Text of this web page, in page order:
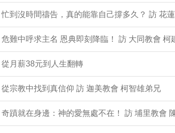
到沒時間禱告，真的能靠自己撐多久？ 訪 花
難中呼求主名 恩典即刻降臨！ 訪 大同教會 柯
月薪38元到人生翻轉
宗教中找到真信仰 訪 迦美教會 柯智雄弟兄
蹟就在身邊：神的愛無處不在！ 訪 埔里教會